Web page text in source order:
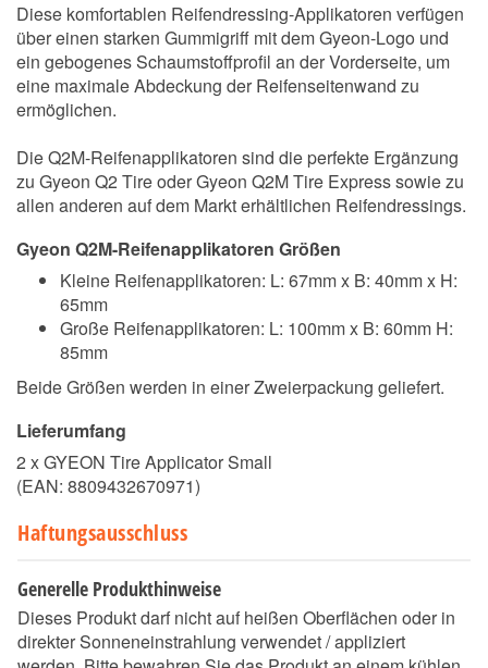
Diese komfortablen Reifendressing-Applikatoren verfügen
über einen starken Gummigriff mit dem Gyeon-Logo und
ein gebogenes Schaumstoffprofil an der Vorderseite, um
eine maximale Abdeckung der Reifenseitenwand zu
ermöglichen.
Die Q2M-Reifenapplikatoren sind die perfekte Ergänzung
zu Gyeon Q2 Tire oder Gyeon Q2M Tire Express sowie zu
allen anderen auf dem Markt erhältlichen Reifendressings.
Gyeon Q2M-Reifenapplikatoren Größen
Kleine Reifenapplikatoren: L: 67mm x B: 40mm x H:
65mm
Große Reifenapplikatoren: L: 100mm x B: 60mm H:
85mm
Beide Größen werden in einer Zweierpackung geliefert.
Lieferumfang
2 x GYEON Tire Applicator Small
(EAN: 8809432670971)
Haftungsausschluss
Generelle Produkthinweise
Dieses Produkt darf nicht auf heißen Oberflächen oder in
direkter Sonneneinstrahlung verwendet / appliziert